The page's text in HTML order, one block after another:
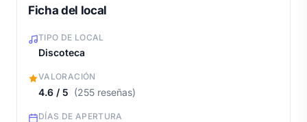
Ficha del local
TIPO DE LOCAL
Discoteca
VALORACIÓN
4.6 / 5 (255 reseñas)
DÍAS DE APERTURA